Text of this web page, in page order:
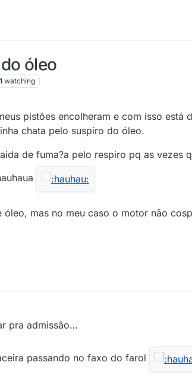
óleo
1 watching
pistões encolheram e com isso está
chata pelo suspiro do óleo.
de fuma?a pelo respiro pq as vezes
mas no meu caso o motor não
pra admissão…
passando no faxo do farol